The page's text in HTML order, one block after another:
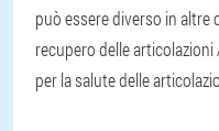
può essere diverso in altre
recupero delle
per la salute delle